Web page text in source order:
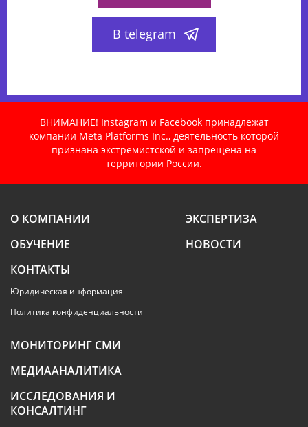
В telegram
ВНИМАНИЕ! Instagram и Facebook принадлежат
компании Meta Platforms Inc., деятельность которой
признана экстремистской и запрещена на
территории России.
О КОМПАНИИ
ЭКСПЕРТИЗА
ОБУЧЕНИЕ
НОВОСТИ
КОНТАКТЫ
Юридическая информация
Политика конфиденциальности
МОНИТОРИНГ СМИ
МЕДИААНАЛИТИКА
ИССЛЕДОВАНИЯ И
КОНСАЛТИНГ